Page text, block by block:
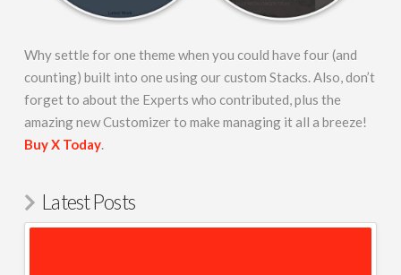
Why settle for one theme when you could have four (and
counting) built into one using our custom Stacks. Also, don’t
forget to about the Experts who contributed, plus the
amazing new Customizer to make managing it all a breeze!
Buy X Today.
Latest Posts